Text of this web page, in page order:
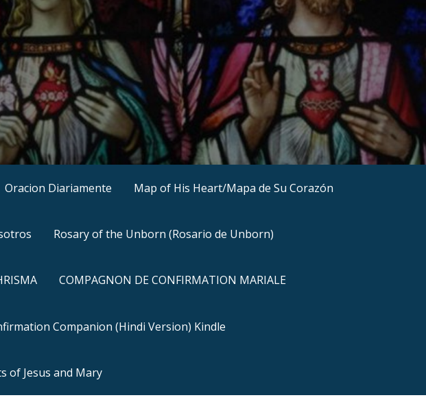
Oracion Diariamente Map of His Heart/Mapa de Su Corazón
Rosary of the Unborn (Rosario de Unborn)
COMPAGNON DE CONFIRMATION MARIALE
Companion (Hindi Version) Kindle
of Jesus and Mary